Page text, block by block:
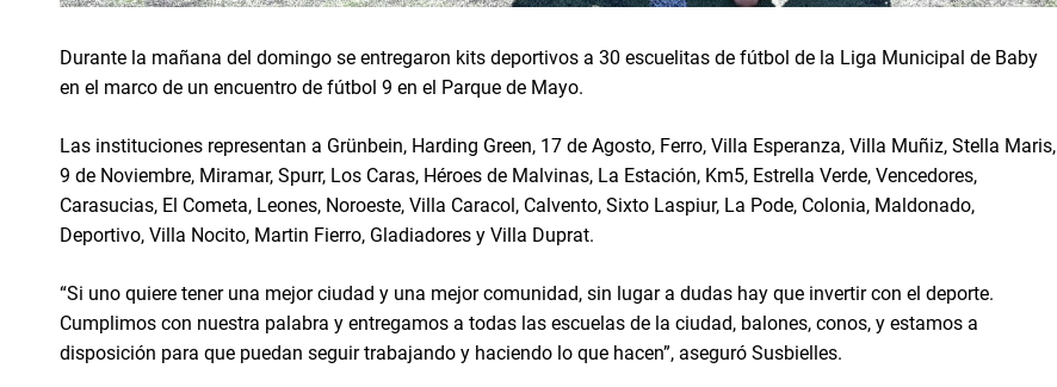
Durante la mañana del domingo se entregaron kits deportivos a 30 escuelitas de fútbol de la Liga Municipal de Baby
en el marco de un encuentro de fútbol 9 en el Parque de Mayo.
Las instituciones representan a Grünbein, Harding Green, 17 de Agosto, Ferro, Villa Esperanza, Villa Muñiz, Stella Maris,
9 de Noviembre, Miramar, Spurr, Los Caras, Héroes de Malvinas, La Estación, Km5, Estrella Verde, Vencedores,
Carasucias, El Cometa, Leones, Noroeste, Villa Caracol, Calvento, Sixto Laspiur, La Pode, Colonia, Maldonado,
Deportivo, Villa Nocito, Martin Fierro, Gladiadores y Villa Duprat.
“Si uno quiere tener una mejor ciudad y una mejor comunidad, sin lugar a dudas hay que invertir con el deporte.
Cumplimos con nuestra palabra y entregamos a todas las escuelas de la ciudad, balones, conos, y estamos a
disposición para que puedan seguir trabajando y haciendo lo que hacen”, aseguró Susbielles.